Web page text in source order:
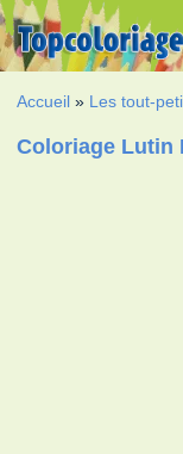
Accueil » Les tout-
Coloriage Lutin